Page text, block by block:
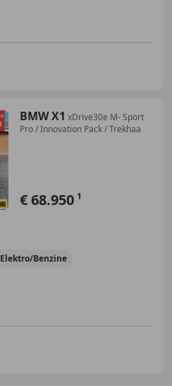
BMW X1 xDrive30e M- Sport
Pro / Innovation Pack / Trekhaa
€ 68.950 1
Elektro/Benzine